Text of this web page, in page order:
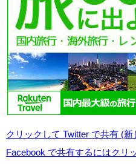
クリックして Twitter で共有 (
Facebook で共有するにはクリ